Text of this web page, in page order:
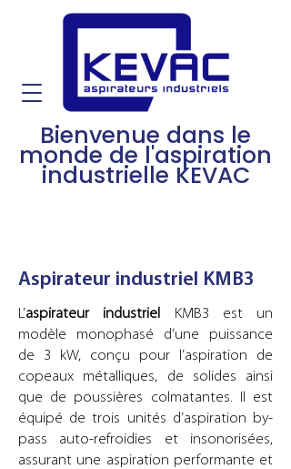
Bienvenue dans le
monde de l'aspiration
industrielle KEVAC
Aspirateur industriel KMB3
L’aspirateur industriel
KMB3 est un
modèle monophasé d’une puissance
de 3 kW, conçu pour l’aspiration de
copeaux métalliques, de solides ainsi
que de poussières colmatantes. Il est
équipé de trois unités d’aspiration by-
pass auto-refroidies et insonorisées,
assurant une aspiration performante et